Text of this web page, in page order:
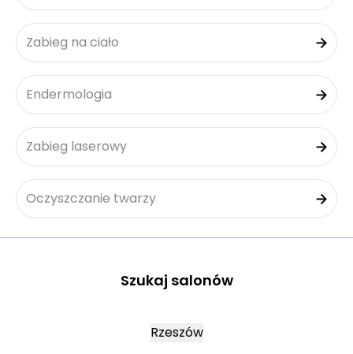
Zabieg na ciało
Endermologia
Zabieg laserowy
Oczyszczanie twarzy
Szukaj salonów
Rzeszów